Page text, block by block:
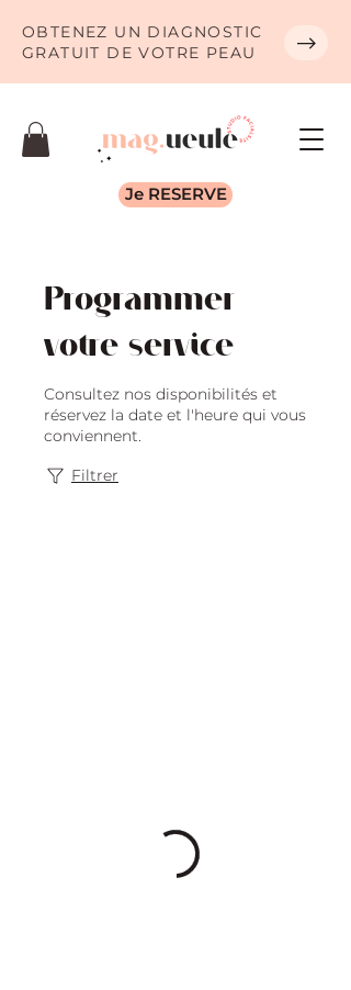
OBTENEZ UN DIAGNOSTIC
GRATUIT DE VOTRE PEAU
Je RESERVE
Programmer
votre service
Consultez nos disponibilités et
réservez la date et l'heure qui vous
conviennent.
Filtrer